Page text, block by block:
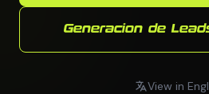
Generacion de
View in